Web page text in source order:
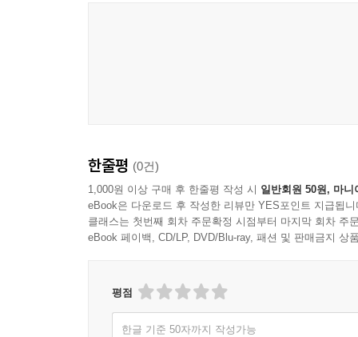
[21:2abc] 하늘로부터 내려오는 신부처럼 단장한
2. 구속사의 완성을 선포하다(21:5c-8) 867
II. 새예루살렘(21:9-22:5) 886
1. 도입(21:9-10) 886
[21:10] 새예루살렘을 보여주다 889
3. 새예루살렘 내부의 특징들(21:22-27) 919
요한계시록의 단락 별로 원어 분석과 번역을 해
요한계시록 설교 시리즈나, 강해 설교를 준비하는
- 노승환 (목사, 미국 뉴욕찬양교회 담임)
소제물이다.
한줄평 (0건)
1,000원 이상 구매 후 한줄평 작성 시 일반회원 50원, 마니
eBook은 다운로드 후 작성한 리뷰만 YES포인트 지급됩니
클래스는 첫번째 회차 주문확정 시점부터 마지막 회차 주
eBook 페이백, CD/LP, DVD/Blu-ray, 패션 및 판매금지 상
평점
한글 기준 50자까지 작성가능